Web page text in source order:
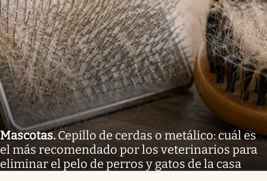
Mascotas. Cepillo de cerdas o metálico: cuál es
el más recomendado por los veterinarios para
eliminar el pelo de perros y gatos de la casa